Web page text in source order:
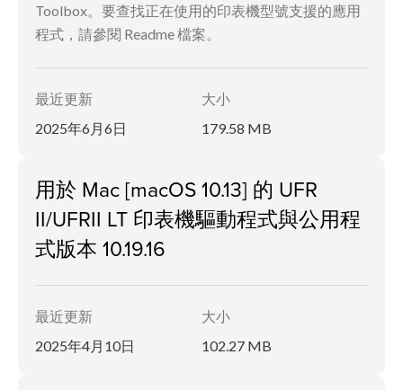
Toolbox。要查找正在使用的印表機型號支援的應用
程式，請參閱 Readme 檔案。
最近更新
2025年6月6日
大小
179.58 MB
用於 Mac [macOS 10.13] 的 UFR
II/UFRII LT 印表機驅動程式與公用程
式版本 10.19.16
最近更新
2025年4月10日
大小
102.27 MB